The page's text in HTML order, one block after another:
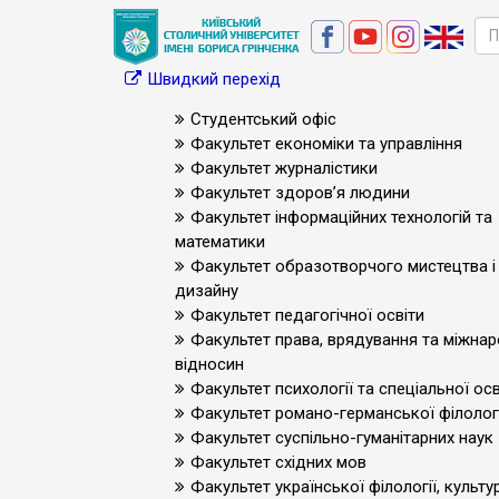
Швидкий перехід
Студентський офіс
Факультет економіки та управління
Факультет журналістики
Факультет здоров’я людини
Факультет інформаційних технологій та
математики
Факультет образотворчого мистецтва і
дизайну
Факультет педагогічної освіти
Факультет права, врядування та
відносин
Факультет психології та спеціальної
Факультет романо-германської
Факультет суспільно-гуманітарних наук
Факультет східних мов
Факультет української філології,